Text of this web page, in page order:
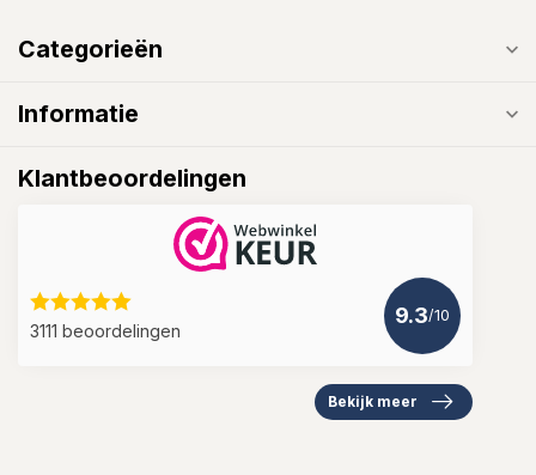
Categorieën
Informatie
Klantbeoordelingen
3111 beoordelingen
9.3/10
Bekijk meer